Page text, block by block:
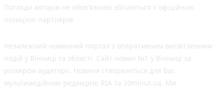
Погляди авторів не обов'язково збігаються з офіційною
позицією партнерів
Незалежний новинний портал з оперативним висвітленням
подій у Вінниці та області. Сайт новин №1 у Вінниці за
розміром аудиторії. Новини створюються для Вас
мультимедійною редакцією RIA та 20minut.ua. Ми